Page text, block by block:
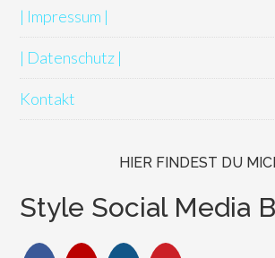
| Impressum |
| Datenschutz |
Kontakt
HIER FINDEST DU
Style Social Media